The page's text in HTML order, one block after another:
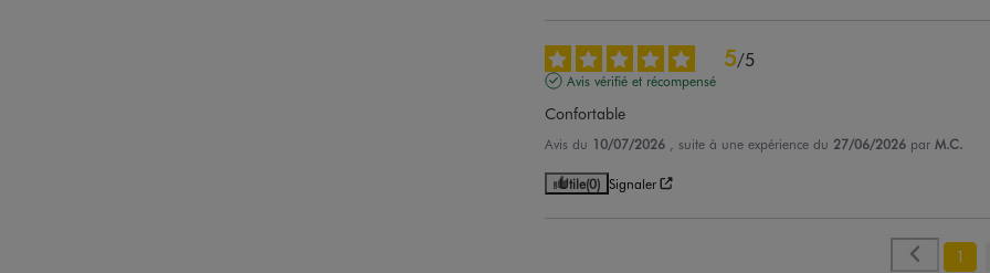
5/5
Avis vérifié et récompensé
Confortable
Avis du 10/07/2026 , suite à une expérience du 27/06/2026 par M.C.
Utile(0) Signaler
1